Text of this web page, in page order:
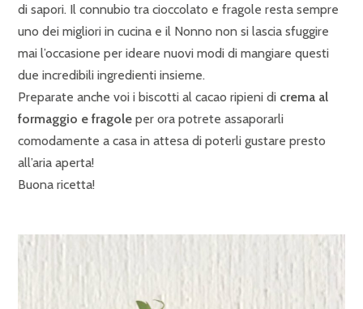
di sapori. Il connubio tra cioccolato e fragole resta sempre
uno dei migliori in cucina e il Nonno non si lascia sfuggire
mai l’occasione per ideare nuovi modi di mangiare questi
due incredibili ingredienti insieme.
Preparate anche voi i biscotti al cacao ripieni di crema al
formaggio e fragole per ora potrete assaporarli
comodamente a casa in attesa di poterli gustare presto
all’aria aperta!
Buona ricetta!